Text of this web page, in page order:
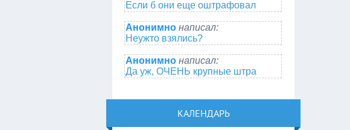
Если б они еще оштрафовал
Анонимно написал:
Неужто взялись?
Анонимно написал:
Да уж, ОЧЕНЬ крупные штра
КАЛЕНДАРЬ